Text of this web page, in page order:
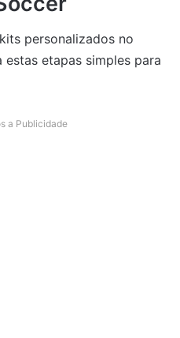
personalizados no
estas etapas simples para
a Publicidade